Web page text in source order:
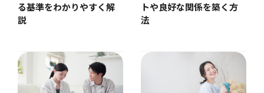
る基準をわかりやすく解
説
トや良好な関係を築く方
法